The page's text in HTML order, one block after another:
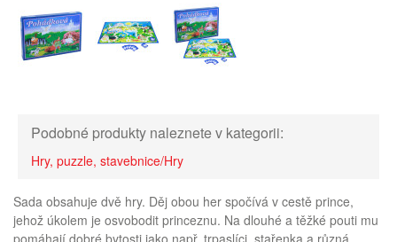
Podobné produkty naleznete v kategorii:
Hry, puzzle, stavebnice/Hry
Sada obsahuje dvě hry. Děj obou her spočívá v cestě prince,
jehož úkolem je osvobodit princeznu. Na dlouhé a těžké pouti mu